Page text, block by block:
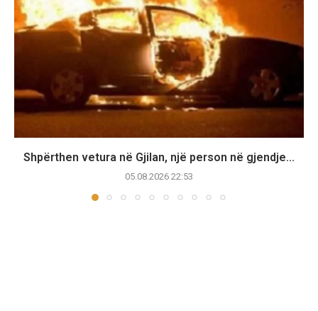
Shpërthen vetura në Gjilan, një person në gjendje...
05.08.2026 22:53